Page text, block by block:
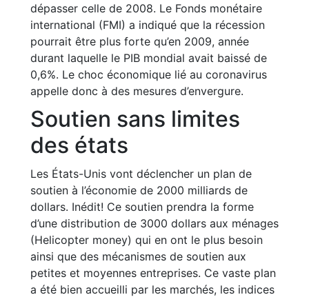
dépasser celle de 2008. Le Fonds monétaire
international (FMI) a indiqué que la récession
pourrait être plus forte qu’en 2009, année
durant laquelle le PIB mondial avait baissé de
0,6%. Le choc économique lié au coronavirus
appelle donc à des mesures d’envergure.
Soutien sans limites
des états
Les États-Unis vont déclencher un plan de
soutien à l’économie de 2000 milliards de
dollars. Inédit! Ce soutien prendra la forme
d’une distribution de 3000 dollars aux ménages
(Helicopter money) qui en ont le plus besoin
ainsi que des mécanismes de soutien aux
petites et moyennes entreprises. Ce vaste plan
a été bien accueilli par les marchés, les indices